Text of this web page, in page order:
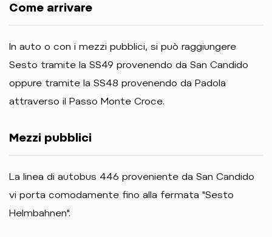
Come arrivare
In auto o con i mezzi pubblici, si può raggiungere
Sesto tramite la SS49 provenendo da San Candido
oppure tramite la SS48 provenendo da Padola
attraverso il Passo Monte Croce.
Mezzi pubblici
La linea di autobus 446 proveniente da San Candido
vi porta comodamente fino alla fermata "Sesto
Helmbahnen".